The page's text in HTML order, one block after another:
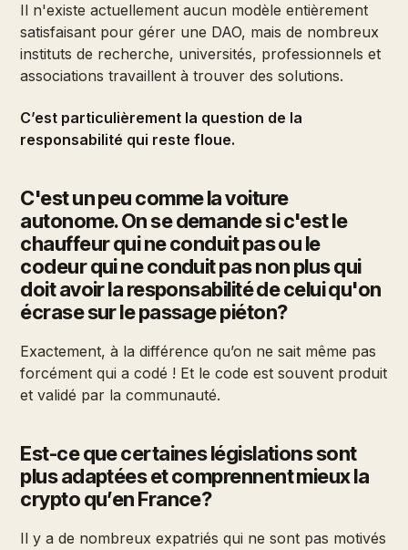
Il n'existe actuellement aucun modèle entièrement
satisfaisant pour gérer une DAO, mais de nombreux
instituts de recherche, universités, professionnels et
associations travaillent à trouver des solutions.
C’est particulièrement la question de la
responsabilité qui reste floue.
C'est un peu comme la voiture
autonome. On se demande si c'est le
chauffeur qui ne conduit pas ou le
codeur qui ne conduit pas non plus qui
doit avoir la responsabilité de celui qu'on
écrase sur le passage piéton?
Exactement, à la différence qu’on ne sait même pas
forcément qui a codé ! Et le code est souvent produit
et validé par la communauté.
Est-ce que certaines législations sont
plus adaptées et comprennent mieux la
crypto qu’en France?
Il y a de nombreux expatriés qui ne sont pas motivés